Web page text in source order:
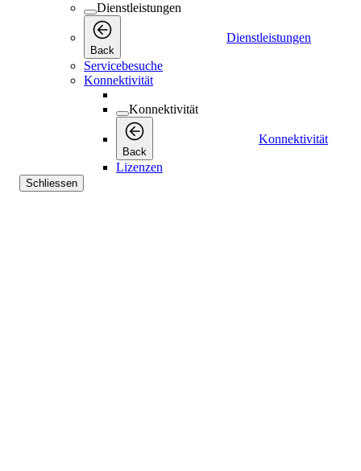
Dienstleistungen
Back
Dienstleistungen
Servicebesuche
Konnektivität
Konnektivität
Back
Konnektivität
Lizenzen
Schliessen